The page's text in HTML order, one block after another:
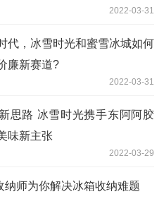
2022-03-31
代，冰雪时光和蜜雪冰城如何
廉新赛道?
2022-03-31
思路 冰雪时光携手东阿阿胶
味新主张
2022-03-29
师为你解决冰箱收纳难题